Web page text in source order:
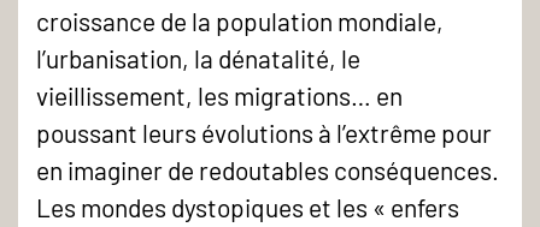
croissance de la population mondiale,
l’urbanisation, la dénatalité, le
vieillissement, les migrations… en
poussant leurs évolutions à l’extrême pour
en imaginer de redoutables conséquences.
Les mondes dystopiques et les « enfers